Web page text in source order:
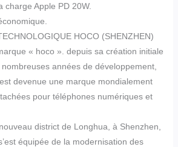
charge Apple PD 20W.
HOCO (SHENZHEN)
« hoco ». depuis sa création initiale
années de développement,
devenue une marque mondialement
pour téléphones numériques et
district de Longhua, à Shenzhen,
équipée de la modernisation des